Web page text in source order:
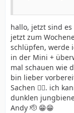
hallo, jetzt sind
jetzt zum
schlüpfen, werde
in der Mini +
mal schauen wie
bin lieber
Sachen 👍🏻. ich
dunklen
Andy 🫡 😁😁